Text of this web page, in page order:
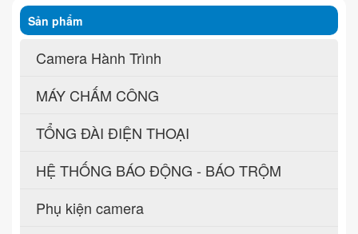
Sản phẩm
Camera Hành Trình
MÁY CHẤM CÔNG
TỔNG ĐÀI ĐIỆN THOẠI
HỆ THỐNG BÁO ĐỘNG - BÁO TRỘM
Phụ kiện camera